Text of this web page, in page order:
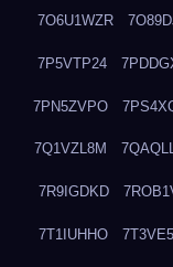
7O6U1WZR
7P5VTP24
7PN5ZVPO
7Q1VZL8M
7R9IGDKD
7T1IUHHO